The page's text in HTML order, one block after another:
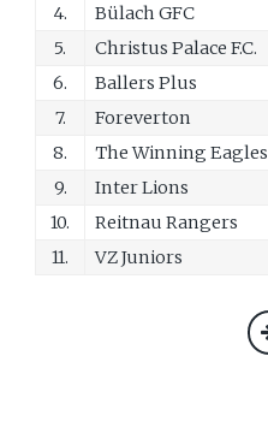
4.
Bülach GFC
5.
Christus Palace F.C.
6.
Ballers Plus
7.
Foreverton
8.
The Winning Eagles
9.
Inter Lions
10.
Reitnau Rangers
11.
VZ Juniors